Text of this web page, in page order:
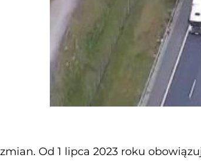
Od 1 lipca 2023 roku